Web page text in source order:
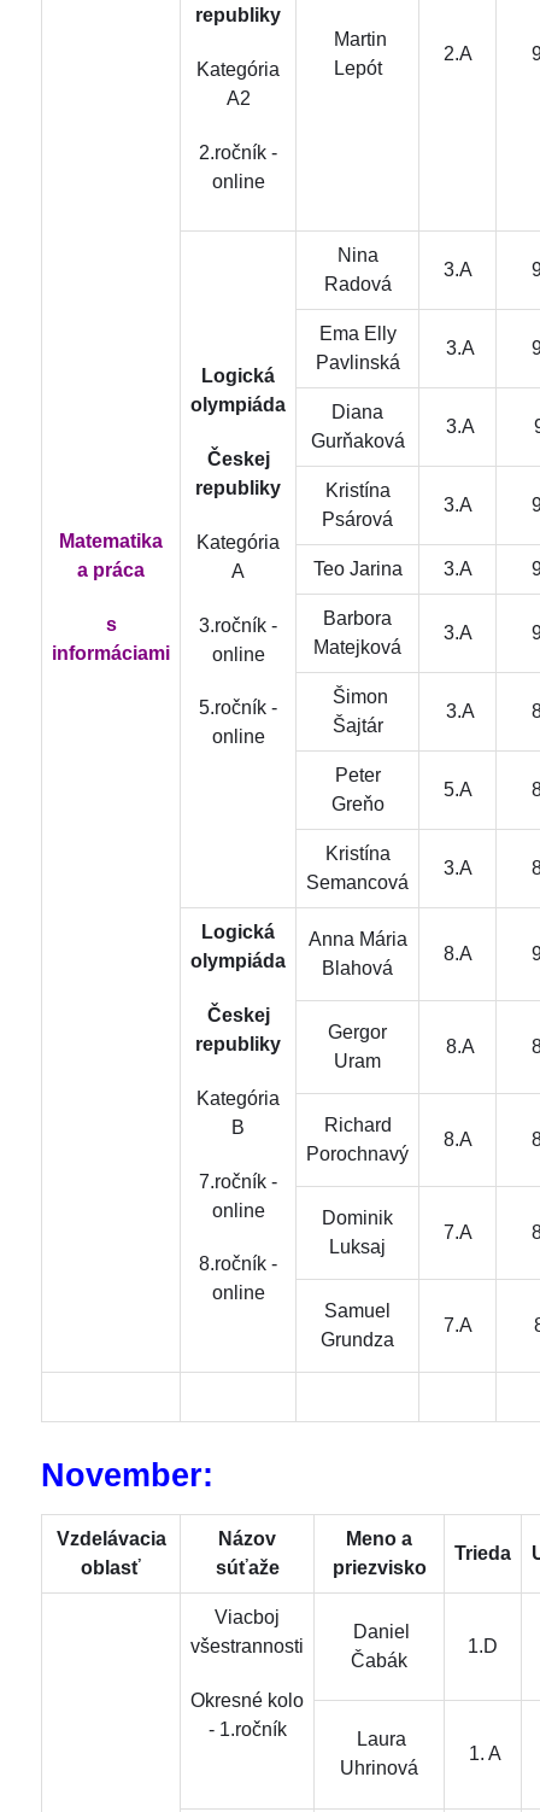
Matematika
a práca
s
informáciami
republiky
Kategória
A2
2.ročník -
online
Martin
Lepót
2.A
Logická
olympiáda
Českej
republiky
Kategória
A
3.ročník -
online
5.ročník -
online
Nina
Radová
3.A
Ema Elly
Pavlinská
3.A
Diana
Gurňaková
3.A
Kristína
Psárová
3.A
Teo Jarina 3.A
Barbora
Matejková
3.A
Šimon
Šajtár
3.A
Peter
Greňo
5.A
Kristína
Semancová
3.A
Logická
olympiáda
Českej
republiky
Kategória
B
7.ročník -
online
8.ročník -
online
Anna Mária
Blahová
8.A
Gergor
Uram
8.A
Richard
Porochnavý
8.A
Dominik
Luksaj
7.A
Samuel
Grundza
7.A
November:
Vzdelávacia
oblasť
Názov
súťaže
Meno a
priezvisko
Trieda
Viacboj
všestrannosti
Okresné kolo
- 1.ročník
Daniel
Čabák
1.D
Laura
Uhrinová
1. A